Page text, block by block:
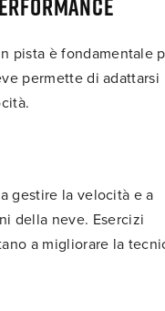
pista è fondamentale
permette di adattarsi
gestire la velocità e a
della neve. Esercizi
a migliorare la